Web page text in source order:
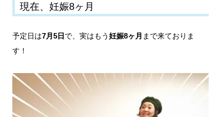
現在、妊娠8ヶ月
予定日は7月5日 で、実はもう 妊娠8ヶ月 まで来ておりま
す！